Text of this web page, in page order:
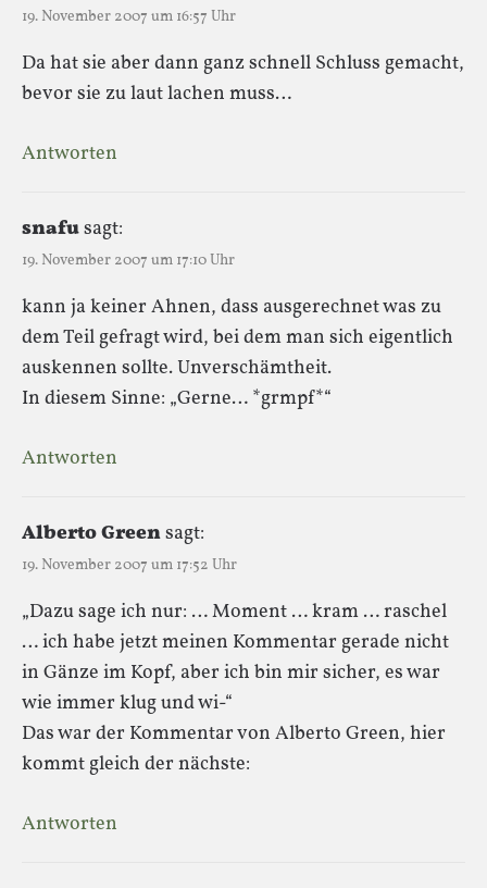
19. November 2007 um 16:57 Uhr
Da hat sie aber dann ganz schnell Schluss gemacht,
bevor sie zu laut lachen muss…
Antworten
snafusagt:
19. November 2007 um 17:10 Uhr
kann ja keiner Ahnen, dass ausgerechnet was zu
dem Teil gefragt wird, bei dem man sich eigentlich
auskennen sollte. Unverschämtheit.
In diesem Sinne: „Gerne… *grmpf*“
Antworten
Alberto Greensagt:
19. November 2007 um 17:52 Uhr
„Dazu sage ich nur: … Moment … kram … raschel
… ich habe jetzt meinen Kommentar gerade nicht
in Gänze im Kopf, aber ich bin mir sicher, es war
wie immer klug und wi-“
Das war der Kommentar von Alberto Green, hier
kommt gleich der nächste:
Antworten